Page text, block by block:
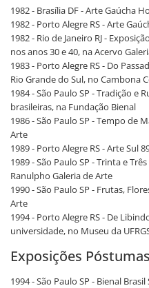
1982 - Brasília DF - Arte Gaúcha
1982 - Porto Alegre RS - Arte
1982 - Rio de Janeiro RJ -
nos anos 30 e 40, na Acervo
1983 - Porto Alegre RS - Do
Rio Grande do Sul, no Cambona
1984 - São Paulo SP - Tradição e
brasileiras, na Fundação Bienal
1986 - São Paulo SP - Tempo de
Arte
1989 - Porto Alegre RS - Arte Sul
1989 - São Paulo SP - Trinta e
Ranulpho Galeria de Arte
1990 - São Paulo SP - Frutas,
Arte
1994 - Porto Alegre RS - De
universidade, no Museu da
Exposições Póstumas
1994 - São Paulo SP - Bienal